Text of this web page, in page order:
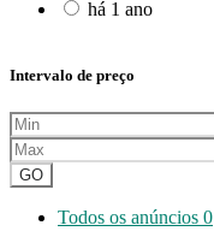
há 1 ano
Intervalo de preço
GO
Todos os anúncios 0